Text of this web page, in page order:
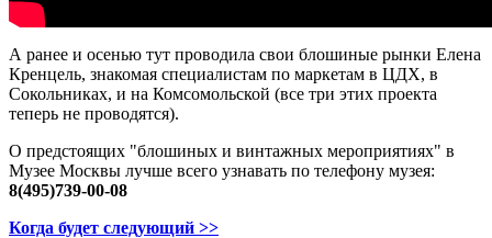
А ранее и осенью тут проводила свои блошиные рынки Елена
Кренцель, знакомая специалистам по маркетам в ЦДХ, в
Сокольниках, и на Комсомольской (все три этих проекта
теперь не проводятся).
О предстоящих "блошиных и винтажных мероприятиях" в
Музее Москвы лучше всего узнавать по телефону музея:
8(495)739-00-08
Когда будет следующий >>